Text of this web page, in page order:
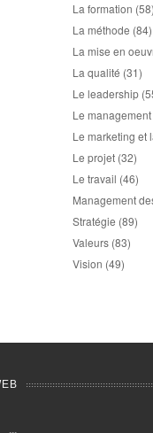
La formation (58)
La méthode (84)
La mise en
La qualité (31)
Le leadership
Le
Le marketing et
Le projet (32)
Le travail (46)
Management
Stratégie (89)
Valeurs (83)
Vision (49)